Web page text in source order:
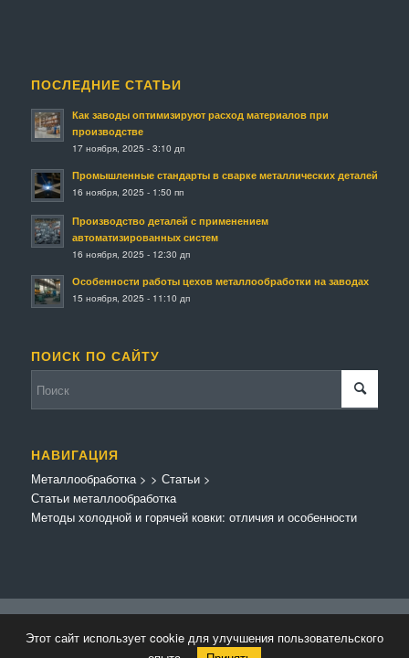
ПОСЛЕДНИЕ СТАТЬИ
Как заводы оптимизируют расход материалов при
производстве
17 ноября, 2025 - 3:10 дп
Промышленные стандарты в сварке металлических деталей
16 ноября, 2025 - 1:50 пп
Производство деталей с применением
автоматизированных систем
16 ноября, 2025 - 12:30 дп
Особенности работы цехов металлообработки на заводах
15 ноября, 2025 - 11:10 дп
ПОИСК ПО САЙТУ
НАВИГАЦИЯ
Металлообработка>
Статьи металлообработка
> Статьи>
Методы холодной и горячей ковки: отличия и особенности
Kriesi
Этот сайт использует cookie для улучшения пользовательского